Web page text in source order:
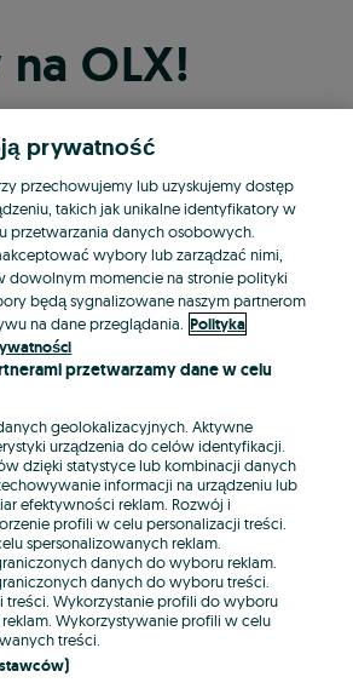
OLX!
przez Facebooka
przez konto Apple
przez konto Google
LUB
prywatność
przechowujemy lub uzyskujemy dostęp
takich jak unikalne identyfikatory w
przetwarzania danych osobowych.
wybory lub zarządzać nimi,
dowolnym momencie na stronie polityki
będą sygnalizowane naszym partnerom
na dane przeglądania. Polityka
przetwarzamy dane w celu
geolokalizacyjnych. Aktywne
urządzenia do celów identyfikacji.
dzięki statystyce lub kombinacji danych
informacji na urządzeniu lub
efektywności reklam. Rozwój i
profili w celu personalizacji treści.
spersonalizowanych reklam.
danych do wyboru reklam.
danych do wyboru treści.
treści. Wykorzystanie profili do wyboru
Wykorzystywanie profili w celu
treści.